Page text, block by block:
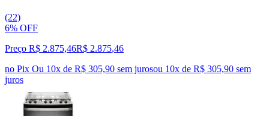
(22)
6% OFF
Preço R$ 2.875,46R$ 2.875,46
no Pix Ou 10x de R$ 305,90 sem jurosou 10x de R$ 305,90 sem
juros